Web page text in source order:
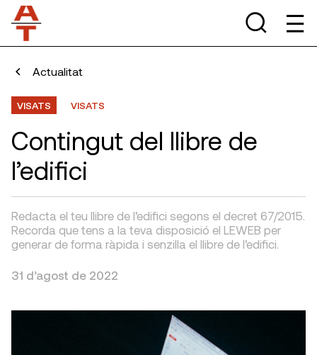
Actualitat
VISATS VISATS
Contingut del llibre de
l’edifici
Redacta el teu llibre de l’edifici segons el decret 67/2015.
Recorda que tens a la teva disposició el LEWEB per
generar de forma ràpida i senzilla el llibre de l’edifici.
31 d’agost de 2022